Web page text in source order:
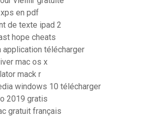
en pdf
de texte ipad 2
hope cheats
télécharger
mac os x
mack r
windows 10 télécharger
2019 gratis
gratuit français